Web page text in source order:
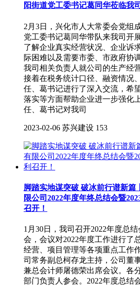
阳街道党工委书记葛同华莅临我
2月3日，兴化市人大常委会党组
党工委书记葛同华带队来我司开
了解企业真实经营状况、企业诉
际困难以及需要市委、市政府协
我司相关负责人就公司的生产经
接着在税务统计口径、融资情况
任、葛书记进行了深入交流，希
落实等方面帮助企业进一步强化
任、葛书记对我司
2023-02-06 苏兴建设 153
脚踏实地谋突破 破冰前行谱新篇
限公司2022年度年终总结会暨
召开！
1月30日，我司召开2022年度总
会，会议对2022年度工作进行了
经营、项目管理等各项重点工作
司常务副总柯存龙主持，公司董
兼总会计师屠德荣出席会议。各
部门负责人参会。2022年度总结